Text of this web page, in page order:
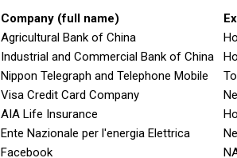
Company (full name)
Agricultural Bank of China
Industrial and Commercial Bank of China
Nippon Telegraph and Telephone Mobile
Visa Credit Card Company
AIA Life Insurance
Ente Nazionale per l'energia Elettrica
Facebook